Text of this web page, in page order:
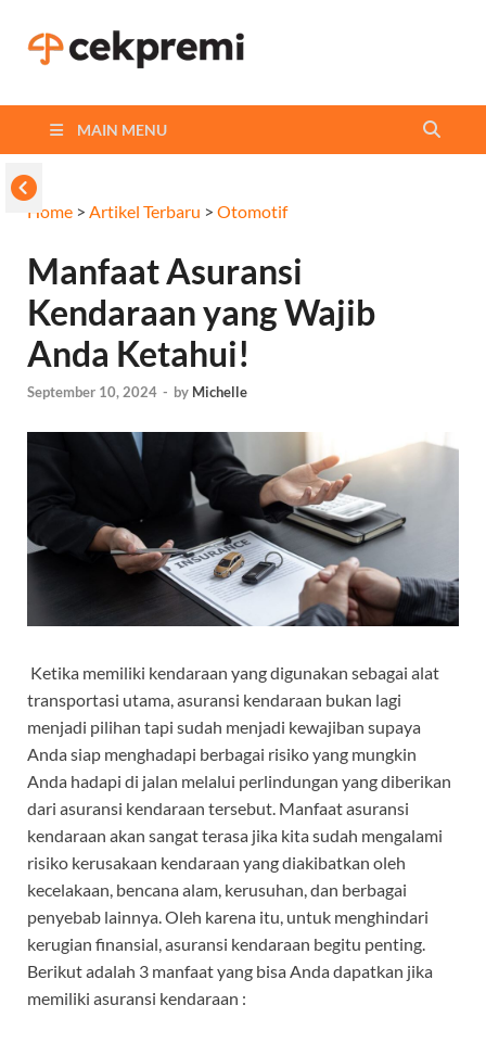
MAIN MENU
Home > Artikel Terbaru > Otomotif
Manfaat Asuransi
Kendaraan yang Wajib
Anda Ketahui!
September 10, 2024 - by Michelle
Ketika memiliki kendaraan yang digunakan sebagai alat
transportasi utama, asuransi kendaraan bukan lagi
menjadi pilihan tapi sudah menjadi kewajiban supaya
Anda siap menghadapi berbagai risiko yang mungkin
Anda hadapi di jalan melalui perlindungan yang diberikan
dari asuransi kendaraan tersebut. Manfaat asuransi
kendaraan akan sangat terasa jika kita sudah mengalami
risiko kerusakaan kendaraan yang diakibatkan oleh
kecelakaan, bencana alam, kerusuhan, dan berbagai
penyebab lainnya. Oleh karena itu, untuk menghindari
kerugian finansial, asuransi kendaraan begitu penting.
Berikut adalah 3 manfaat yang bisa Anda dapatkan jika
memiliki asuransi kendaraan :